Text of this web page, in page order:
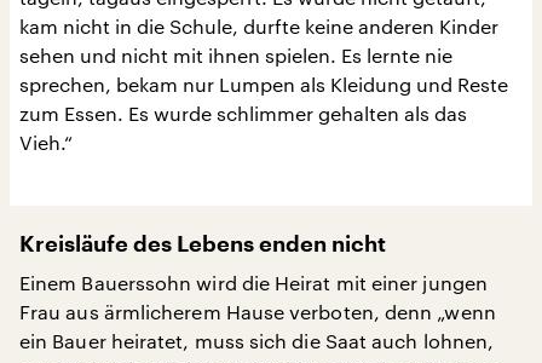
kam nicht in die Schule, durfte keine anderen Kinder
sehen und nicht mit ihnen spielen. Es lernte nie
sprechen, bekam nur Lumpen als Kleidung und Reste
zum Essen. Es wurde schlimmer gehalten als das
Vieh.“
Kreisläufe des Lebens enden nicht
Einem Bauerssohn wird die Heirat mit einer jungen
Frau aus ärmlicherem Hause verboten, denn „wenn
ein Bauer heiratet, muss sich die Saat auch lohnen,